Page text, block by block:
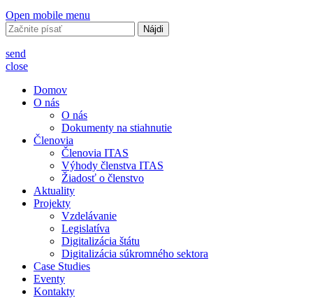
Open mobile menu
Hľadať:
send
close
Domov
O nás
O nás
Dokumenty na stiahnutie
Členovia
Členovia ITAS
Výhody členstva ITAS
Žiadosť o členstvo
Aktuality
Projekty
Vzdelávanie
Legislatíva
Digitalizácia štátu
Digitalizácia súkromného sektora
Case Studies
Eventy
Kontakty